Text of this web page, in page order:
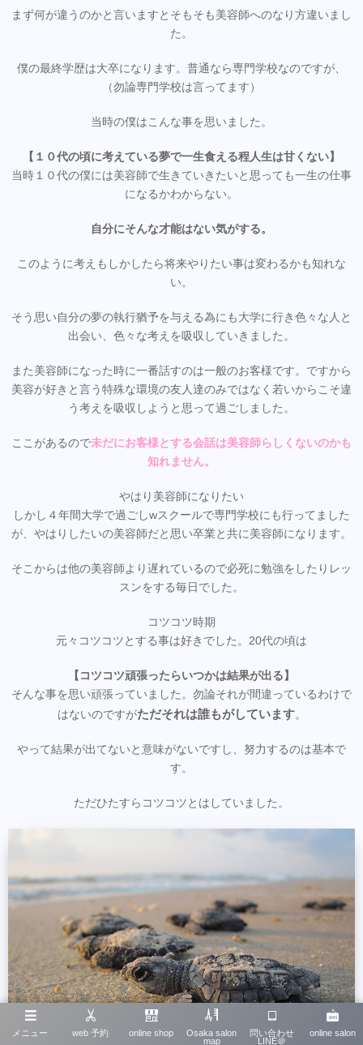
まず何が違うのかと言いますとそもそも美容師へのなり方違いまし
た。
僕の最終学歴は大卒になります。普通なら専門学校なのですが、
（勿論専門学校は言ってます）
当時の僕はこんな事を思いました。
【１０代の頃に考えている夢で一生食える程人生は甘くない】
当時１０代の僕には美容師で生きていきたいと思っても一生の仕事
になるかわからない。
自分にそんな才能はない気がする。
このように考えもしかしたら将来やりたい事は変わるかも知れな
い。
そう思い自分の夢の執行猶予を与える為にも大学に行き色々な人と
出会い、色々な考えを吸収していきました。
また美容師になった時に一番話すのは一般のお客様です。ですから
美容が好きと言う特殊な環境の友人達のみではなく若いからこそ違
う考えを吸収しようと思って過ごしました。
ここがあるので未だにお客様とする会話は美容師らしくないのかも
知れません。
やはり美容師になりたい
しかし４年間大学で過ごしwスクールで専門学校にも行ってました
が、やはりしたいの美容師だと思い卒業と共に美容師になります。
そこからは他の美容師より遅れているので必死に勉強をしたりレッ
スンをする毎日でした。
コツコツ時期
元々コツコツとする事は好きでした。20代の頃は
【コツコツ頑張ったらいつかは結果が出る】
そんな事を思い頑張っていました。勿論それが間違っているわけで
はないのですがただそれは誰もがしています。
やって結果が出てないと意味がないですし、努力するのは基本で
す。
ただひたすらコツコツとはしていました。
メニュー web 予約 online shop
Osaka salon
map
問い合わせ
LINE＠
online salon